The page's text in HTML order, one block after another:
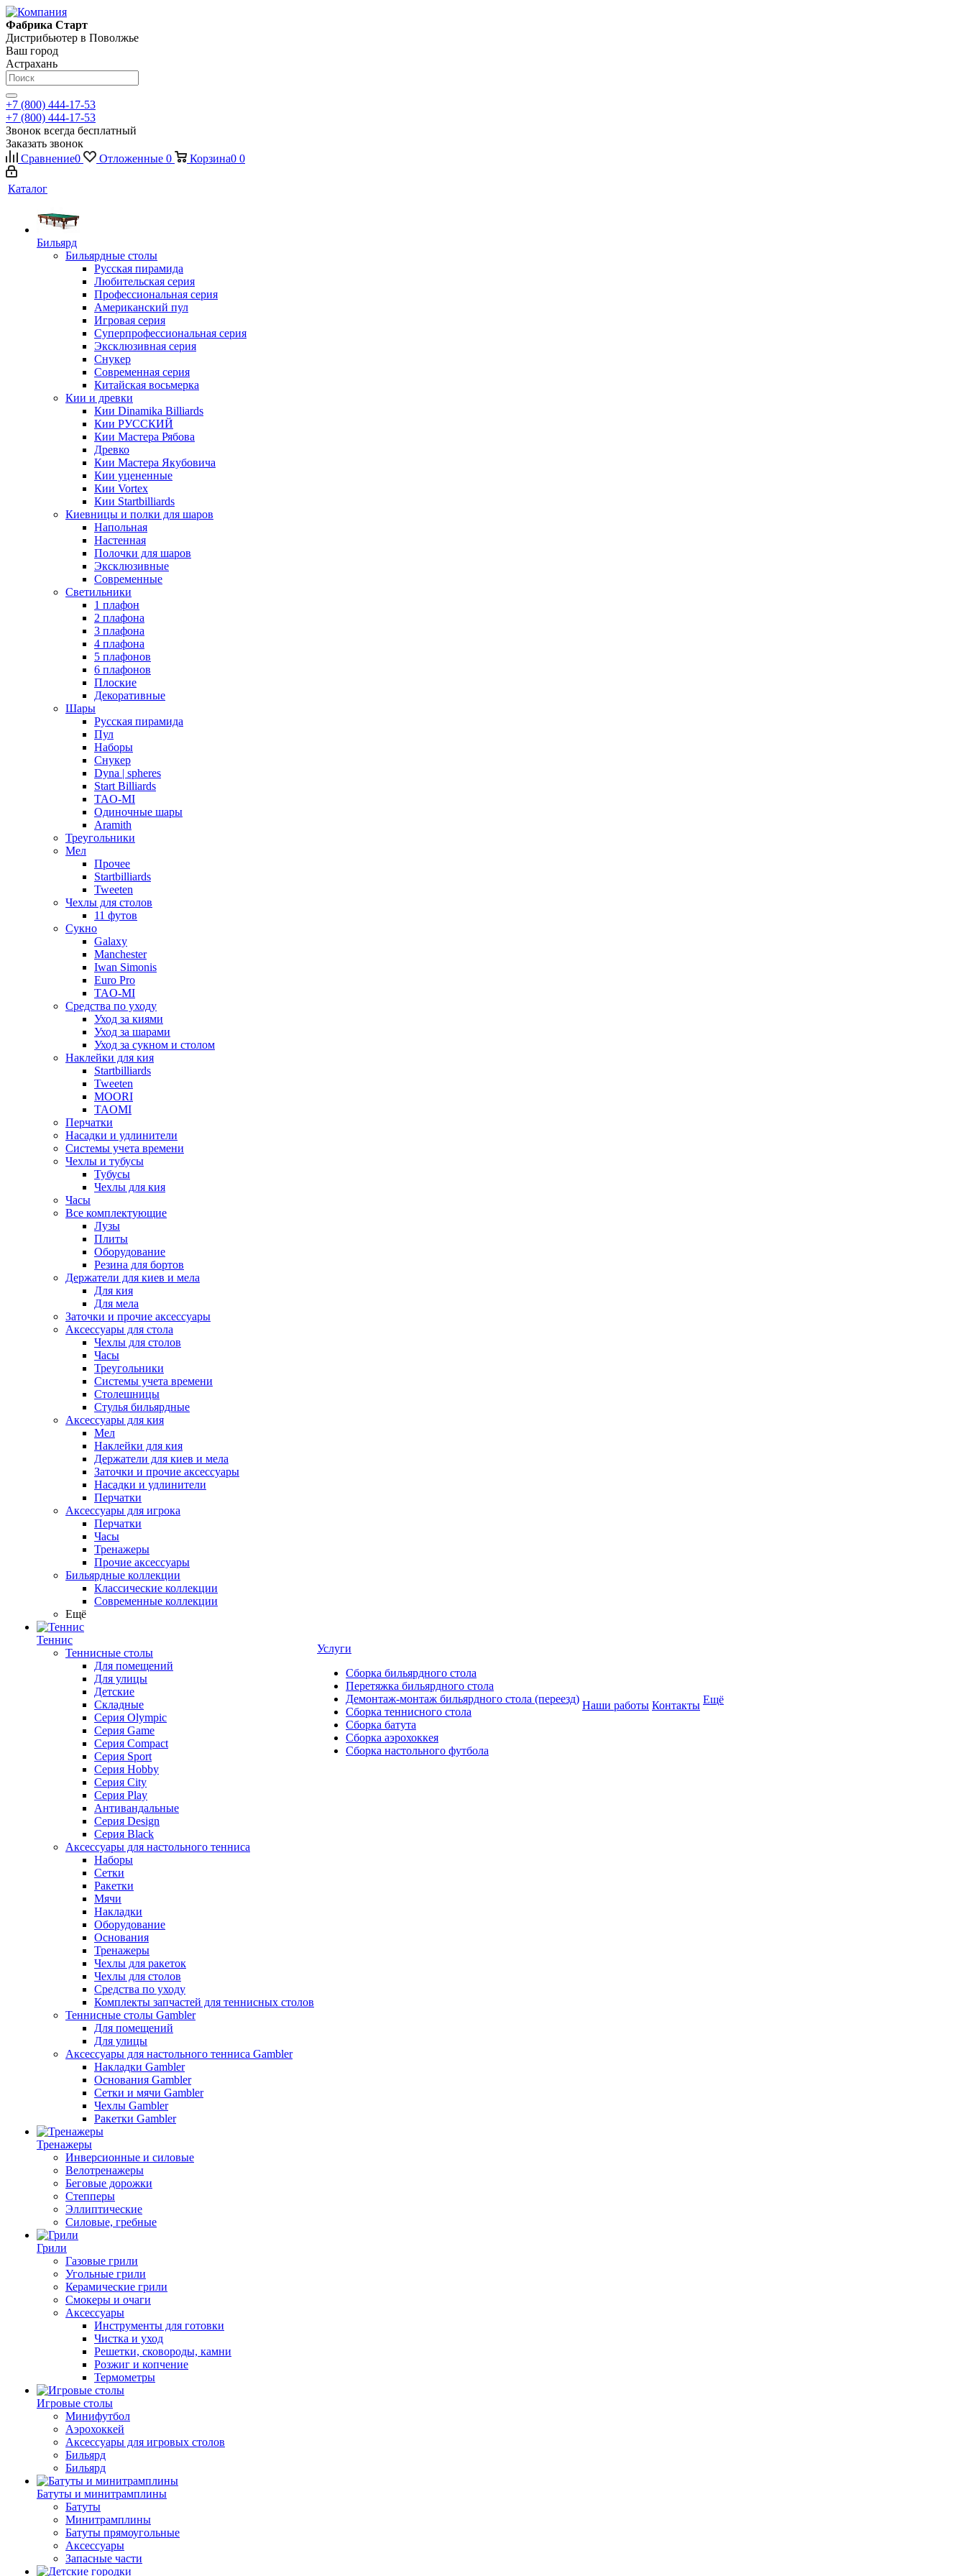
Фабрика Старт
Дистрибьютер в Поволжье
Ваш город
Астрахань
+7 (800) 444-17-53
+7 (800) 444-17-53
Звонок всегда бесплатный
Заказать звонок
Сравнение0 Отложенные 0 Корзина0 0
Каталог
Бильярд
Бильярдные столы
Русская пирамида
Любительская серия
Профессиональная серия
Американский пул
Игровая серия
Суперпрофессиональная серия
Эксклюзивная серия
Снукер
Современная серия
Китайская восьмерка
Кии и древки
Кии Dinamika Billiards
Кии РУССКИЙ
Кии Мастера Рябова
Древко
Кии Мастера Якубовича
Кии уцененные
Кии Vortex
Кии Startbilliards
Киевницы и полки для шаров
Напольная
Настенная
Полочки для шаров
Эксклюзивные
Современные
Светильники
1 плафон
2 плафона
3 плафона
4 плафона
5 плафонов
6 плафонов
Плоские
Декоративные
Шары
Русская пирамида
Пул
Наборы
Снукер
Dyna | spheres
Start Billiards
TAO-MI
Одиночные шары
Aramith
Треугольники
Мел
Прочее
Startbilliards
Tweeten
Чехлы для столов
11 футов
Сукно
Galaxy
Manchester
Iwan Simonis
Euro Pro
TAO-MI
Средства по уходу
Уход за киями
Уход за шарами
Уход за сукном и столом
Наклейки для кия
Startbilliards
Tweeten
MOORI
TAOMI
Перчатки
Насадки и удлинители
Системы учета времени
Чехлы и тубусы
Тубусы
Чехлы для кия
Часы
Все комплектующие
Лузы
Плиты
Оборудование
Резина для бортов
Держатели для киев и мела
Для кия
Для мела
Заточки и прочие аксессуары
Аксессуары для стола
Чехлы для столов
Часы
Треугольники
Системы учета времени
Столешницы
Стулья бильярдные
Аксессуары для кия
Мел
Наклейки для кия
Держатели для киев и мела
Заточки и прочие аксессуары
Насадки и удлинители
Перчатки
Аксессуары для игрока
Перчатки
Часы
Тренажеры
Прочие аксессуары
Бильярдные коллекции
Классические коллекции
Современные коллекции
Ещё
Теннис
Теннисные столы
Для помещений
Для улицы
Детские
Складные
Серия Olympic
Серия Game
Серия Compact
Серия Sport
Серия Hobby
Серия City
Серия Play
Антивандальные
Серия Design
Серия Black
Аксессуары для настольного тенниса
Наборы
Сетки
Ракетки
Мячи
Накладки
Оборудование
Основания
Тренажеры
Чехлы для ракеток
Чехлы для столов
Средства по уходу
Комплекты запчастей для теннисных столов
Теннисные столы Gambler
Для помещений
Для улицы
Аксессуары для настольного тенниса Gambler
Накладки Gambler
Основания Gambler
Сетки и мячи Gambler
Чехлы Gambler
Ракетки Gambler
Тренажеры
Инверсионные и силовые
Велотренажеры
Беговые дорожки
Степперы
Эллиптические
Силовые, гребные
Грили
Газовые грили
Угольные грили
Керамические грили
Смокеры и очаги
Аксессуары
Инструменты для готовки
Чистка и уход
Решетки, сковороды, камни
Розжиг и копчение
Термометры
Игровые столы
Минифутбол
Аэрохоккей
Аксессуары для игровых столов
Бильяpд
Бильяpд
Батуты и минитрамплины
Батуты
Минитрамплины
Батуты прямоугольные
Аксессуары
Запасные части
Услуги
Сборка бильярдного стола
Перетяжка бильярдного стола
Демонтаж-монтаж бильярдного стола (переезд)
Сборка теннисного стола
Сборка батута
Сборка аэрохоккея
Сборка настольного футбола
Наши работы Контакты Ещё